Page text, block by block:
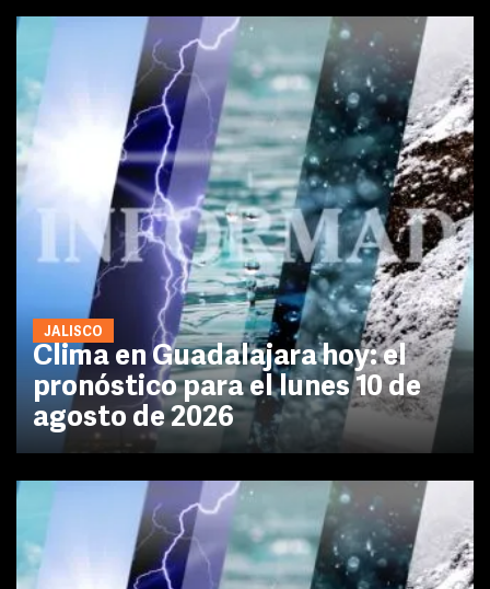
JALISCO
Clima en Guadalajara hoy: el
pronóstico para el lunes 10 de
agosto de 2026